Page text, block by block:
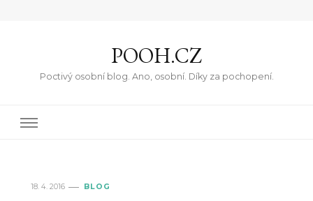
POOH.CZ
Poctivý osobní blog. Ano, osobní. Díky za pochopení.
18. 4. 2016 BLOG